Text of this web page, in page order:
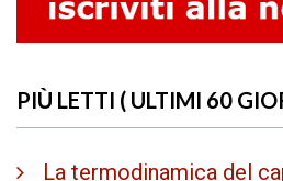
PIÙ LETTI ( ULTIMI 60
La termodinamica del